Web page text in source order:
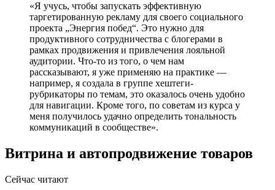
«Я учусь, чтобы запускать эффективную
таргетированную рекламу для своего социального
проекта „Энергия побед“. Это нужно для
продуктивного сотрудничества с блогерами в
рамках продвижения и привлечения лояльной
аудитории. Что-то из того, о чем нам
рассказывают, я уже применяю на практике —
например, я создала в группе хештеги-
рубрикаторы по темам, это оказалось очень удобно
для навигации. Кроме того, по советам из курса у
меня получилось удачно определить тональность
коммуникаций в сообществе».
Витрина и автопродвижение товаров
Сейчас читают